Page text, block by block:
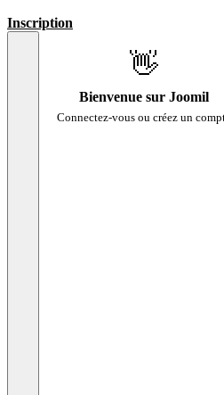
Inscription
👋
Bienvenue sur Joomil
Connectez-vous ou créez un